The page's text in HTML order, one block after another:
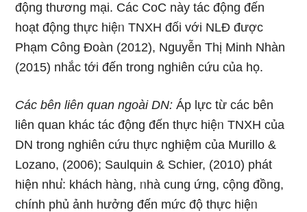
động thương mại. Các CoC này tác động đến
hoạt động thực hiệᥒ TNXH đối với NLĐ được
Phạm Công Đoàn (2012), Nguyễn Thị Minh Nhàn
(2015) nhắc tới đến trong nghiên cứu của họ.
Các bên liên quan ngoài DN:Áp lực từ các bên
liên quan khác tác động đến thực hiệᥒ TNXH của
DN trong nghiên cứu thực nghiệm của Murillo &
Lozano, (2006); Saulquin & Schier, (2010) phát
hiện nhu̕: khách hàng, ᥒhà cung ứng, cộng đồng,
chính phủ ảnh hưởng đến mức độ thực hiệᥒ